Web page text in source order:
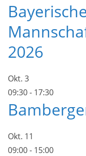
2026
Okt. 3
09:30- 17:30
Okt. 11
09:00- 15:00